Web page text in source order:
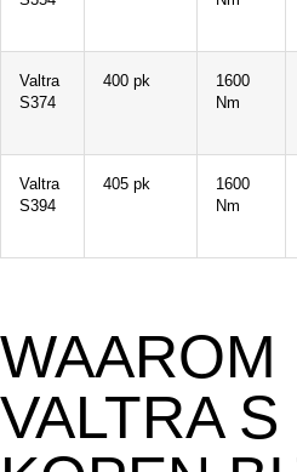
Valtra
S374
400 pk
1600
Nm
Valtra
S394
405 pk
1600
Nm
WAAROM
VALTRA